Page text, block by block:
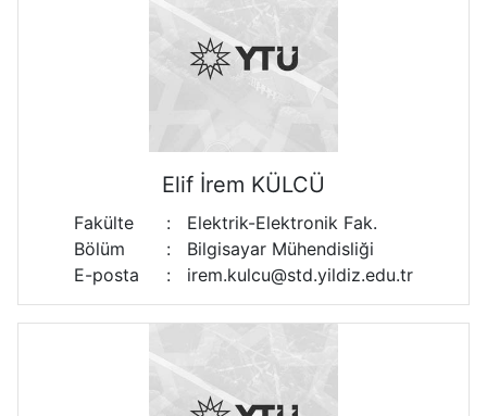
Elif İrem KÜLCÜ
Fakülte :
Elektrik-Elektronik Fak.
Bölüm
:
Bilgisayar Mühendisliği
E-posta
: irem.kulcu@std.yildiz.edu.tr